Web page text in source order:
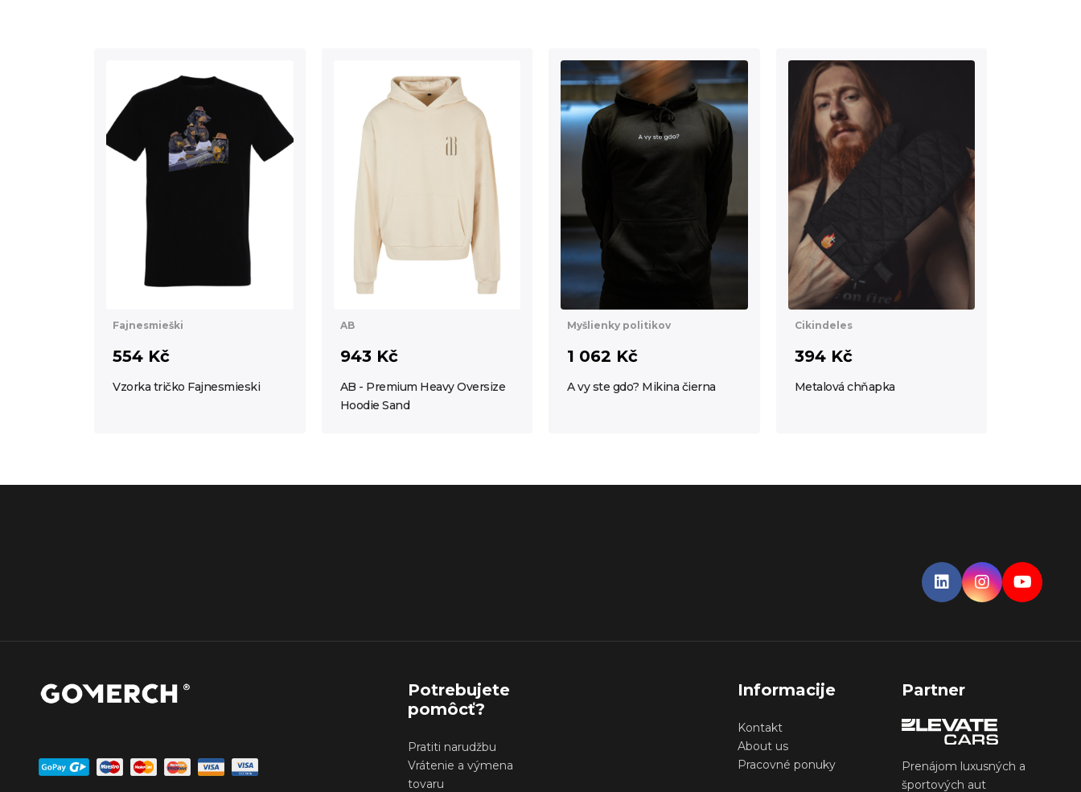
Fajnesmieški
554 Kč
Vzorka tričko Fajnesmieski
AB
943 Kč
AB - Premium Heavy Oversize
Hoodie Sand
Myšlienky politikov
1 062 Kč
A vy ste gdo? Mikina čierna
Cikindeles
394 Kč
Metalová chňapka
Potrebujete
pomôcť?
Pratiti narudžbu
Vrátenie a výmena
tovaru
Informacije
Kontakt
About us
Pracovné ponuky
Partner
Prenájom luxusných a
športových aut